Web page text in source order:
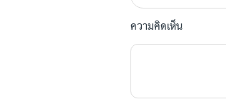
ความคิดเห็น